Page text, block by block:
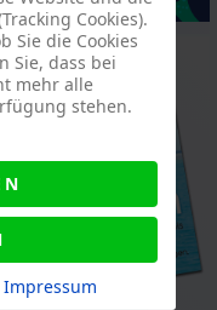
Cookies).
Sie die Cookies
Sie, dass bei
mehr alle
stehen.
Impressum